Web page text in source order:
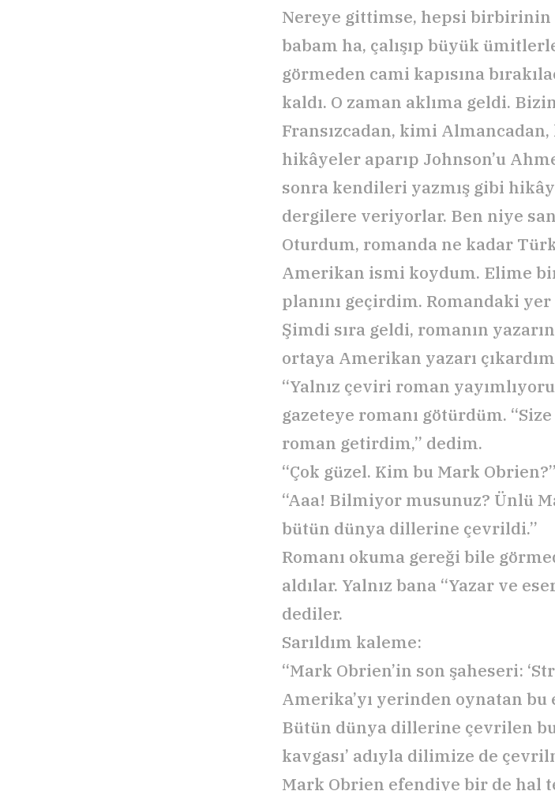
Nereye gittimse, hepsi birbirinin
babam ha, çalışıp büyük
görmeden cami kapısına
kaldı. O zaman aklıma geldi.
Fransızcadan, kimi
hikâyeler aparıp Johnson’u
sonra kendileri yazmış gibi
dergilere veriyorlar. Ben niye
Oturdum, romanda ne kadar
Amerikan ismi koydum. Elime
planını geçirdim. Romandaki
Şimdi sıra geldi, romanın
ortaya Amerikan yazarı
“Yalnız çeviri roman
gazeteye romanı götürdüm.
roman getirdim,” dedim.
“Çok güzel. Kim bu Mark Obrien?”
“Aaa! Bilmiyor musunuz? Ünlü
bütün dünya dillerine çevrildi.”
Romanı okuma gereği bile
aldılar. Yalnız bana “Yazar ve
dediler.
Sarıldım kaleme:
“Mark Obrien’in son şaheseri:
Amerika’yı yerinden oynatan
Bütün dünya dillerine çevrilen
kavgası’ adıyla dilimize de
Mark Obrien efendiye bir de hal